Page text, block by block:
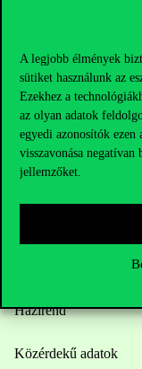
A legjobb élmények
sütiket használunk az
Ezekhez a
az olyan adatok
egyedi azonosítók ezen
visszavonása
jellemzőket.
Házirend
Közérdekű adatok